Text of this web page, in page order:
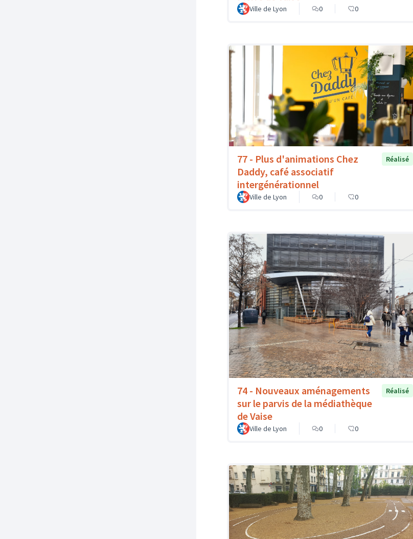
Ville de Lyon 0 0
77 - Plus d'animations Chez
Daddy, café associatif
intergénérationnel
Réalisé
Ville de Lyon 0 0
74 - Nouveaux aménagements
sur le parvis de la médiathèque
de Vaise
Réalisé
Ville de Lyon 0 0